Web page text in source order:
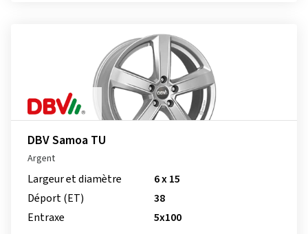
DBV Samoa TU
Argent
Largeur et diamètre
6 x 15
Déport (ET)
38
Entraxe
5x100